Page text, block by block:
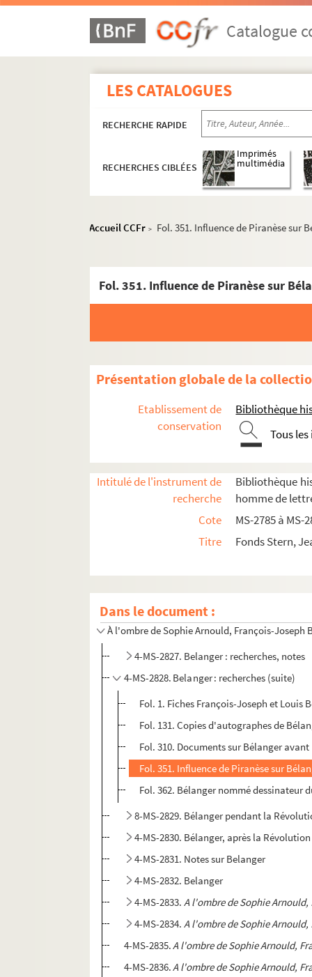
Catalogue
LES CATALOGUES
RECHERCHE RAPIDE
RECHERCHES CIBLÉES
Imprimés
multimédia
Accueil CCFr > Fol. 351. Influence de Piranèse sur
Fol. 351. Influence de Piranèse sur
Présentation globale de la
Etablissement de
conservation
Bibliothèque
Tous
Intitulé de l'instrument de
recherche
Bibliothèque
homme de
Cote
MS-2785 à MS-
Titre
Fonds Stern,
Dans le document :
4-MS-2786. Notes de lecture, papiers
4-MS-2787. Pièces de théâtre par J. Stern
Voltaire et sa nièce madame Denis
Belle et bonne : une fervente amie de Voltaire
Les médecins au XVIIIe siècle
Le Comte de Lauraguais
À l'ombre de Sophie Arnould, François-Joseph
4-MS-2827. Belanger : recherches, notes
4-MS-2828. Belanger : recherches (suite)
Fol. 1. Fiches François-Joseph et Louis
Fol. 131. Copies d'autographes de
Fol. 310. Documents sur Bélanger
Fol. 351. Influence de Piranèse sur
Fol. 362. Bélanger nommé dessinateur
8-MS-2829. Bélanger pendant la
4-MS-2830. Bélanger, après la Révolution
4-MS-2831. Notes sur Belanger
4-MS-2832. Belanger
4-MS-2833.A l'ombre de Sophie
4-MS-2834.A l'ombre de Sophie
4-MS-2835.A l'ombre de Sophie Arnould,
4-MS-2836.A l'ombre de Sophie Arnould,